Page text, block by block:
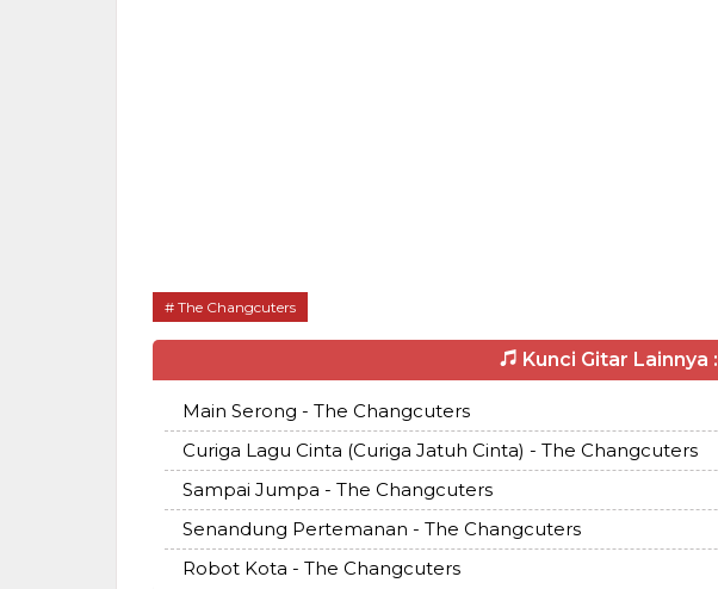
The Changcuters
Kunci Gitar Lainnya :
Main Serong - The Changcuters
Curiga Lagu Cinta (Curiga Jatuh Cinta) - The Changcuters
Sampai Jumpa - The Changcuters
Senandung Pertemanan - The Changcuters
Robot Kota - The Changcuters